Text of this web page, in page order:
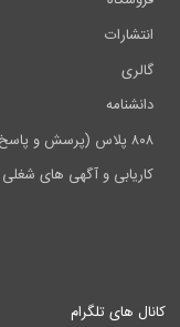
انتشارات
گالری
دانشنامه
۸۰۸ پلاس (پرسش و پاسخ)
کاریابی و آگهی های شغلی
کانال های تلگرام